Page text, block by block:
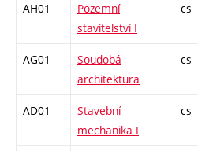
AH01
Pozemní
stavitelství I
cs
AG01
Soudobá
architektura
cs
AD01
Stavební
mechanika I
cs